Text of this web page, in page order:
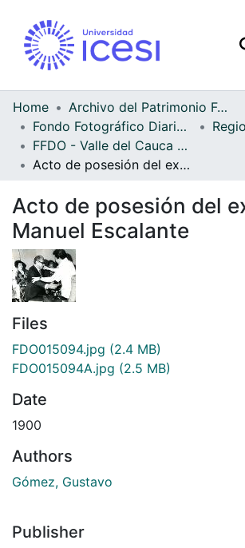
Home
Archivo del Patrimonio Fotográfico y Fílmico del Valle del Cauca
Fondo Fotográfico Diario Occidente
FFDO - Valle del Cauca - Patrimonial
Acto de posesión del exalcalde Manuel Escalante
Acto de posesión del
Manuel Escalante
Files
FDO015094.jpg (2.4 MB)
FDO015094A.jpg (2.5 MB)
Date
1900
Authors
Gómez, Gustavo
Publisher